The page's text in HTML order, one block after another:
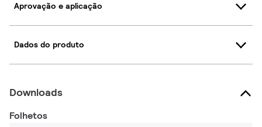
Aprovação e aplicação
Dados do produto
Downloads
Folhetos